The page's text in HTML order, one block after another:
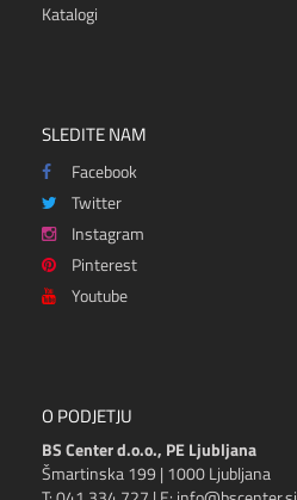
Katalogi
SLEDITE NAM
Facebook
Twitter
Instagram
Pinterest
Youtube
O PODJETJU
BS Center d.o.o., PE Ljubljana
Šmartinska 199 | 1000 Ljubljana